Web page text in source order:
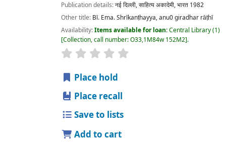
Publication details:नई दिल्ली,साहित्य अकादेमी, भारत 1982
Other title: Bī. Ema. Shrīkanṭhayya, anu0 giradhar rāṭhī
Availability:Items available for loan:Central Library(1)
Collection, call number:O33,1M84w 152M2 .
star rating
Place hold
Place recall
Save to lists
Add to cart